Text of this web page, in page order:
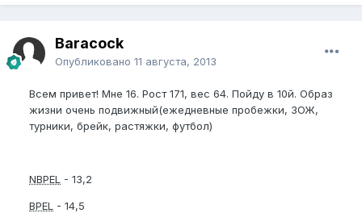
Baracock
Опубликовано 11 августа, 2013
Всем привет! Мне 16. Рост 171, вес 64. Пойду в 10й. Образ
жизни очень подвижный(ежедневные пробежки, ЗОЖ,
турники, брейк, растяжки, футбол)
NBPEL - 13,2
BPEL - 14,5